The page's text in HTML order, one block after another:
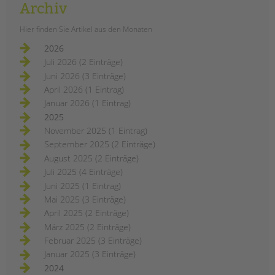
Archiv
Hier finden Sie Artikel aus den Monaten
2026
Juli 2026 (2 Einträge)
Juni 2026 (3 Einträge)
April 2026 (1 Eintrag)
Januar 2026 (1 Eintrag)
2025
November 2025 (1 Eintrag)
September 2025 (2 Einträge)
August 2025 (2 Einträge)
Juli 2025 (4 Einträge)
Juni 2025 (1 Eintrag)
Mai 2025 (3 Einträge)
April 2025 (2 Einträge)
März 2025 (2 Einträge)
Februar 2025 (3 Einträge)
Januar 2025 (3 Einträge)
2024